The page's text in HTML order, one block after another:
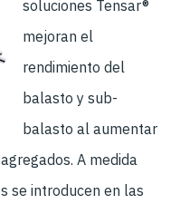
soluciones Tensar®
mejoran el
rendimiento del
balasto y sub-
balasto al aumentar
A medida
se introducen en las